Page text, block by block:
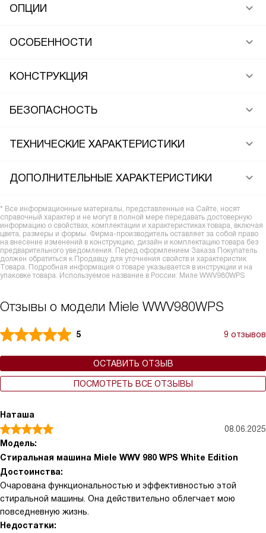
ОПЦИИ
ОСОБЕННОСТИ
КОНСТРУКЦИЯ
БЕЗОПАСНОСТЬ
ТЕХНИЧЕСКИЕ ХАРАКТЕРИСТИКИ
ДОПОЛНИТЕЛЬНЫЕ ХАРАКТЕРИСТИКИ
* Все информационные материалы, представленные на Сайте, носят
справочный характер и не могут в полной мере передавать достоверную
информацию о свойствах, комплектации и характеристиках товара, включая
цвета, размеры и формы. Фирма-производитель оставляет за собой право
на внесение изменений в конструкцию, дизайн и комплектацию товара без
предварительного уведомления. Перед оформлением Заказа Покупатель
должен обратиться к Продавцу для уточнения свойств и характеристик
Товара. Подробная информация о товаре указывается в инструкции и на
упаковке товара. Используемое название в России: Миле WWV980WPS
Отзывы о модели Miele WWV980WPS
5 9 отзывов
ОСТАВИТЬ ОТЗЫВ
ПОСМОТРЕТЬ ВСЕ ОТЗЫВЫ
Наташа
08.06.2025
Модель:
Стиральная машина Miele WWV 980 WPS White Edition
Достоинства:
Очарована функциональностью и эффективностью этой
стиральной машины. Она действительно облегчает мою
повседневную жизнь.
Недостатки: